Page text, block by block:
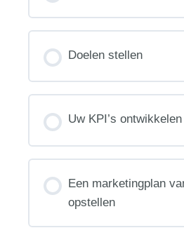
Doelen stellen
Uw KPI’s ontwikkelen
Een marketingplan
opstellen